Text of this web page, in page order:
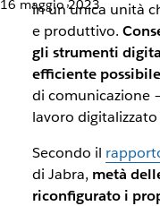
16 maggio 2023
in un’unica unità
e produttivo.
gli strumenti
efficiente possibile
di comunicazione
lavoro
Secondo il
di Jabra, metà
riconfigurato i